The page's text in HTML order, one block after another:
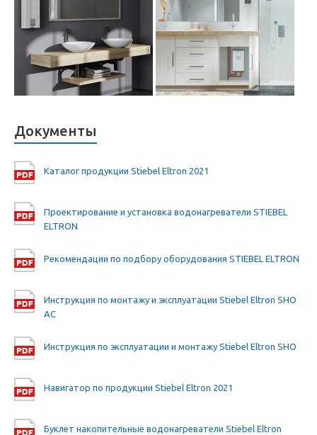
Документы
Каталог продукции Stiebel Eltron 2021
Проектирование и установка водонагреватели STIEBEL
ELTRON
Рекомендации по подбору оборудования STIEBEL ELTRON
Инструкция по монтажу и эксплуатации Stiebel Eltron SHO
AC
Инструкция по эксплуатации и монтажу Stiebel Eltron SHO
Навигатор по продукции Stiebel Eltron 2021
Буклет накопительные водонагреватели Stiebel Eltron